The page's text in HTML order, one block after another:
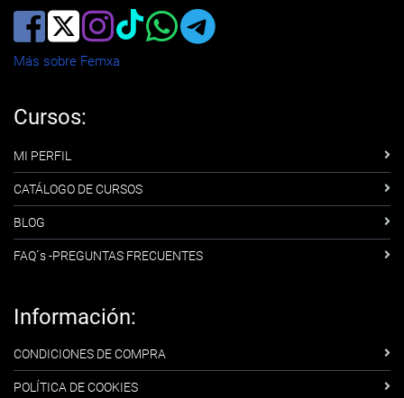
Más sobre Femxa
Cursos:
MI PERFIL
CATÁLOGO DE CURSOS
BLOG
FAQ´s -PREGUNTAS FRECUENTES
Información:
CONDICIONES DE COMPRA
POLÍTICA DE COOKIES